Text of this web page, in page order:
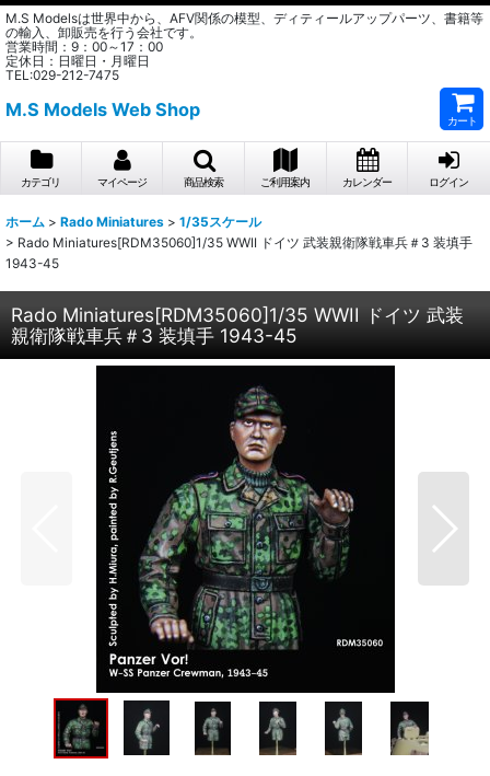
M.S Modelsは世界中から、AFV関係の模型、ディティールアップパーツ、書籍等
の輸入、卸販売を行う会社です。
営業時間：9：00～17：00
定休日：日曜日・月曜日
TEL:029-212-7475
M.S Models Web Shop
カート
カテゴリ マイページ 商品検索 ご利用案内 カレンダー ログイン
ホーム > Rado Miniatures > 1/35スケール
> Rado Miniatures[RDM35060]1/35 WWII ドイツ 武装親衛隊戦車兵＃3 装填手
1943-45
Rado Miniatures[RDM35060]1/35 WWII ドイツ 武装
親衛隊戦車兵＃3 装填手 1943-45